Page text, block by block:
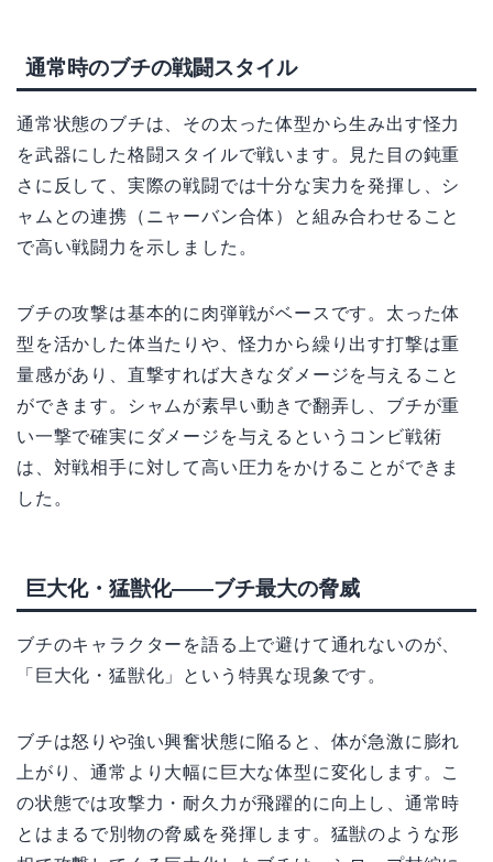
通常時のブチの戦闘スタイル
通常状態のブチは、その太った体型から生み出す怪力
を武器にした格闘スタイルで戦います。見た目の鈍重
さに反して、実際の戦闘では十分な実力を発揮し、シ
ャムとの連携（ニャーバン合体）と組み合わせること
で高い戦闘力を示しました。
ブチの攻撃は基本的に肉弾戦がベースです。太った体
型を活かした体当たりや、怪力から繰り出す打撃は重
量感があり、直撃すれば大きなダメージを与えること
ができます。シャムが素早い動きで翻弄し、ブチが重
い一撃で確実にダメージを与えるというコンビ戦術
は、対戦相手に対して高い圧力をかけることができま
した。
巨大化・猛獣化——ブチ最大の脅威
ブチのキャラクターを語る上で避けて通れないのが、
「巨大化・猛獣化」という特異な現象です。
ブチは怒りや強い興奮状態に陥ると、体が急激に膨れ
上がり、通常より大幅に巨大な体型に変化します。こ
の状態では攻撃力・耐久力が飛躍的に向上し、通常時
とはまるで別物の脅威を発揮します。猛獣のような形